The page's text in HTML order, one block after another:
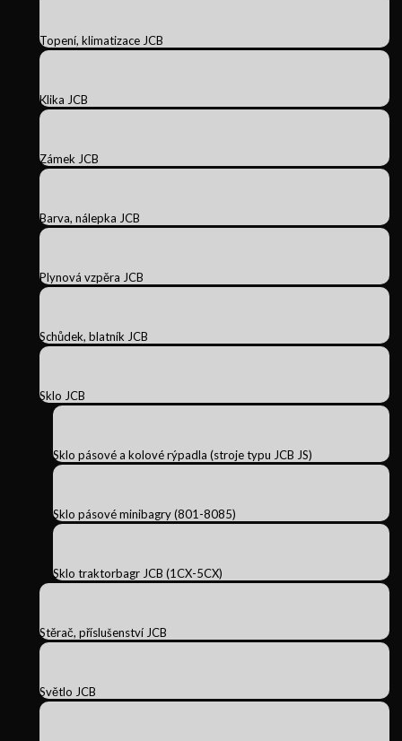
Topení, klimatizace JCB
Klika JCB
Zámek JCB
Barva, nálepka JCB
Plynová vzpěra JCB
Schůdek, blatník JCB
Sklo JCB
Sklo pásové a kolové rýpadla (stroje typu JCB JS)
Sklo pásové minibagry (801-8085)
Sklo traktorbagr JCB (1CX-5CX)
Stěrač, příslušenství JCB
Světlo JCB